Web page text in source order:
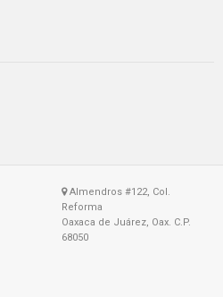
Almendros #122, Col.
Reforma
Oaxaca de Juárez, Oax. C.P.
68050